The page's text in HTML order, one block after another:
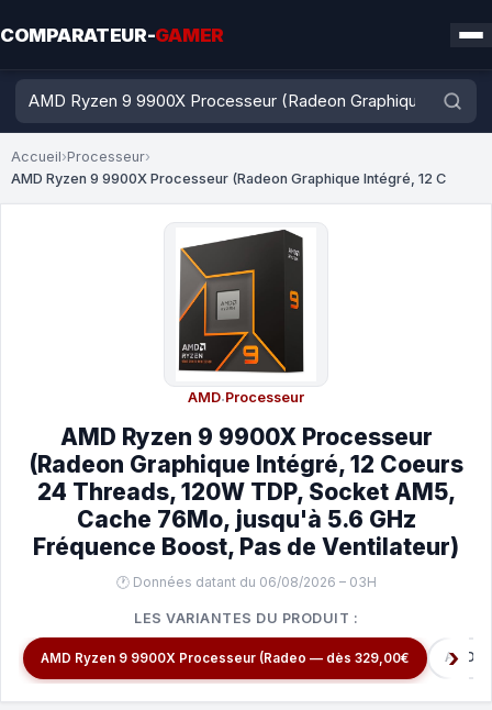
COMPARATEUR-GAMER
Accueil›Processeur›
AMD Ryzen 9 9900X Processeur (Radeon Graphique Intégré, 12 C
AMD·Processeur
AMD Ryzen 9 9900X Processeur
(Radeon Graphique Intégré, 12 Coeurs
24 Threads, 120W TDP, Socket AM5,
Cache 76Mo, jusqu'à 5.6 GHz
Fréquence Boost, Pas de Ventilateur)
🕐 Données datant du 06/08/2026 – 03H
LES VARIANTES DU PRODUIT :
AMD Ryzen 9 9900X Processeur (Radeo — dès 329,00€ AMD